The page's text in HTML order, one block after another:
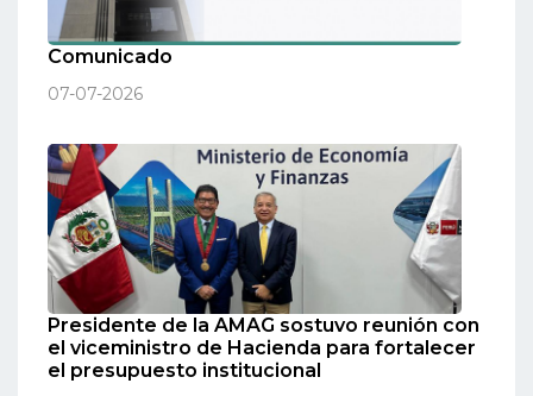
Comunicado
07-07-2026
Presidente de la AMAG sostuvo reunión con
el viceministro de Hacienda para fortalecer
el presupuesto institucional